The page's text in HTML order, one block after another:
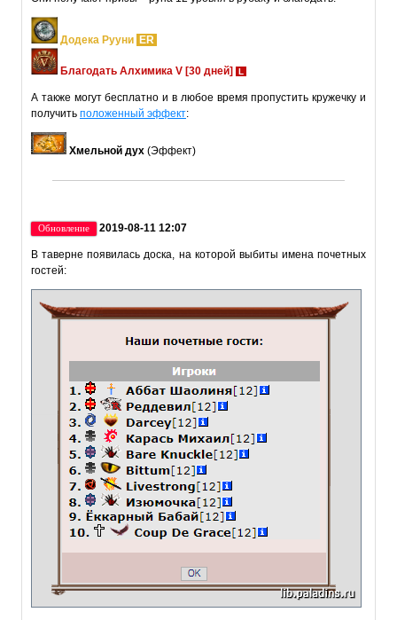
Додека Рууни ER
Благодать Алхимика V [30 дней] L
А также могут бесплатно и в любое время пропустить кружечку и
получить положенный эффект:
Хмельной дух (Эффект)
Обновление 2019-08-11 12:07
В таверне появилась доска, на которой выбиты имена почетных
гостей: